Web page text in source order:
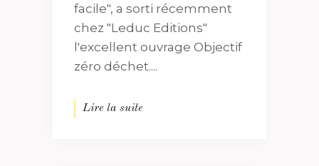
facile", a sorti récemment
chez "Leduc Editions"
l'excellent ouvrage Objectif
zéro déchet....
Lire la suite